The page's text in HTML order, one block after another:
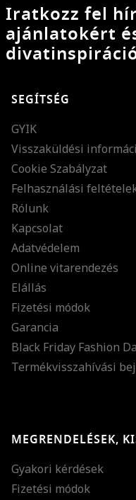
Iratkozz fel
ajánlatokért
SEGÍTSÉG
GYIK
Visszaküldési
Cookie Szabályzat
Felhasználási
Rólunk
Kapcsolat
Adatvédelem
Online vitarendezés
Elállás
Fizetési módok
Garancia
Black Friday Fashion
Termékvisszahívási
MEGRENDELÉSEK,
Gyakori kérdések
Fizetési módok